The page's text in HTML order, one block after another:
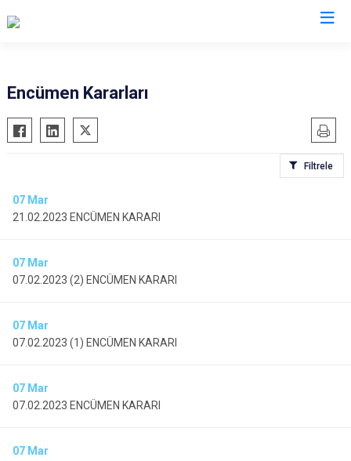
Encümen Kararları
Filtrele
07 Mar
21.02.2023 ENCÜMEN KARARI
07 Mar
07.02.2023 (2) ENCÜMEN KARARI
07 Mar
07.02.2023 (1) ENCÜMEN KARARI
07 Mar
07.02.2023 ENCÜMEN KARARI
07 Mar